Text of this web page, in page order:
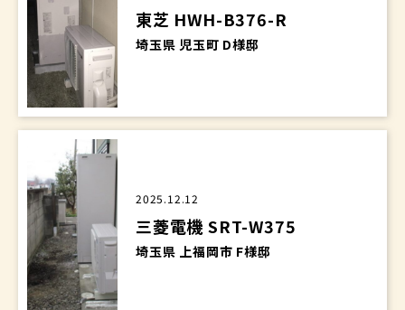
東芝 HWH-B376-R
埼玉県 児玉町 D様邸
2025.12.12
三菱電機 SRT-W375
埼玉県 上福岡市 F様邸